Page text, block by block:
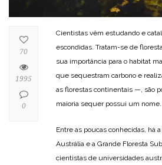
Cientistas vêm estudando e
escondidas. Tratam-se de
sua importância para o habitat
que sequestram carbono e
as florestas continentais —, são
maioria sequer possui um nome.
Entre as poucas conhecidas, há
Austrália e a Grande Floresta
cientistas de universidades
70
1995
0